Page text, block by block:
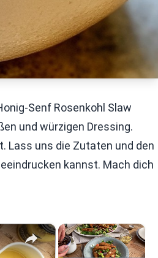
Senf Rosenkohl Slaw
und würzigen Dressing.
Lass uns die Zutaten und den
kannst. Mach dich
×
×